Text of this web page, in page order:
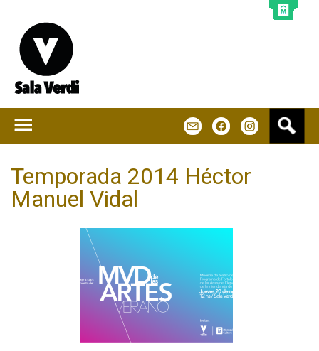
Temporada 2014 Héctor
Manuel Vidal
s